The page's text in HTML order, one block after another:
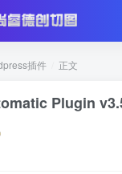
插件 正文
Plugin